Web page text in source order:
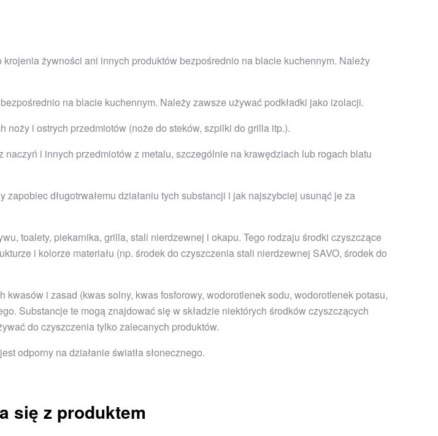
krojenia żywności ani innych produktów bezpośrednio na blacie kuchennym. Należy
na blacie kuchennym. Należy zawsze używać podkładki jako izolacji.
i ostrych przedmiotów (noże do steków, szpilki do grilla itp.).
i innych przedmiotów z metalu, szczególnie na krawędziach lub rogach blatu
długotrwałemu działaniu tych substancji i jak najszybciej usunąć je za
toalety, piekarnika, grilla, stali nierdzewnej i okapu. Tego rodzaju środki czyszczące
i kolorze materiału (np. środek do czyszczenia stali nierdzewnej SAVO, środek do
kwasów i zasad (kwas solny, kwas fosforowy, wodorotlenek sodu, wodorotlenek potasu,
Substancje te mogą znajdować się w składzie niektórych środków czyszczących
do czyszczenia tylko zalecanych produktów.
odporny na działanie światła słonecznego.
się z produktem